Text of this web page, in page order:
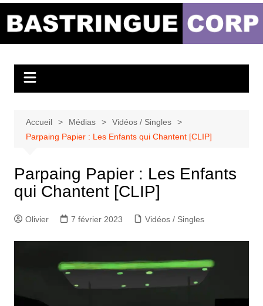
Bastringue Corp –
Musicales
Accueil Médias
Vidéos / Singles
Parpaing Papier : Les Enfants qui Chantent [CLIP]
Parpaing Papier : Les Enfants
qui Chantent [CLIP]
Olivier 7 février 2023 Vidéos / Singles